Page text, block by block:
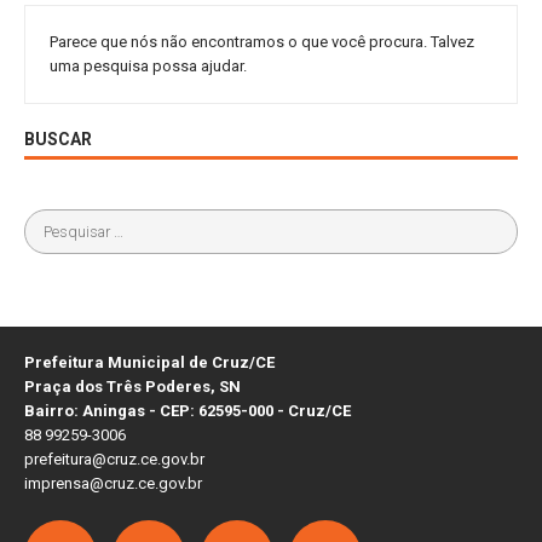
Parece que nós não encontramos o que você procura. Talvez
uma pesquisa possa ajudar.
BUSCAR
Prefeitura Municipal de Cruz/CE
Praça dos Três Poderes, SN
Bairro: Aningas - CEP: 62595-000 - Cruz/CE
88 99259-3006
prefeitura@cruz.ce.gov.br
imprensa@cruz.ce.gov.br